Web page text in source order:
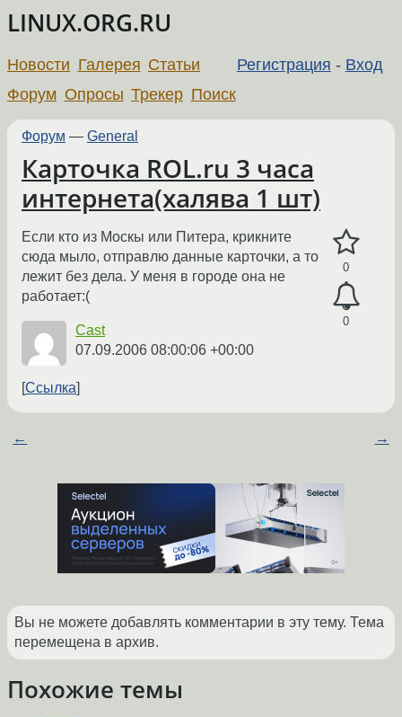
LINUX.ORG.RU
Регистрация - Вход
Новости Галерея Статьи
Форум Опросы Трекер Поиск
Форум — General
Карточка ROL.ru 3 часа
интернета(халява 1 шт)
0
0
Если кто из Москы или Питера, крикните
сюда мыло, отправлю данные карточки, а то
лежит без дела. У меня в городе она не
работает:(
Cast
07.09.2006 08:00:06 +00:00
Ссылка
← →
Вы не можете добавлять комментарии в эту тему. Тема
перемещена в архив.
Похожие темы